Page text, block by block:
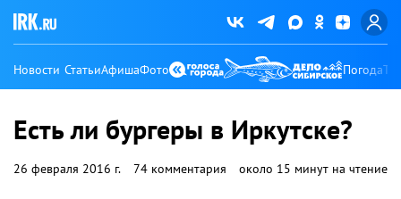
Новости СтатьиАфишаФото Погода
Есть ли бургеры в Иркутске?
26 февраля 2016 г. 74 комментария около 15 минут на чтение